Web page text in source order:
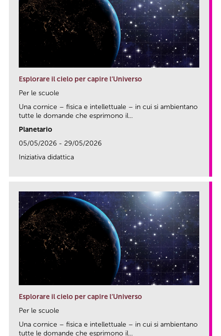
Esplorare il cielo per capire l’Universo
Per le scuole
Una cornice – fisica e intellettuale – in cui si ambientano
tutte le domande che esprimono il...
Planetario
05/05/2026 - 29/05/2026
Iniziativa didattica
Esplorare il cielo per capire l’Universo
Per le scuole
Una cornice – fisica e intellettuale – in cui si ambientano
tutte le domande che esprimono il...